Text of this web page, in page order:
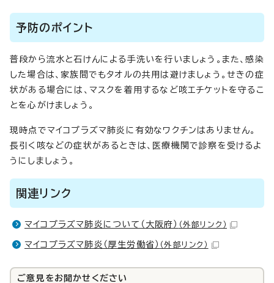
予防のポイント
普段から流水と石けんによる手洗いを行いましょう。また、感染
した場合は、家族間でもタオルの共用は避けましょう。せきの症
状がある場合には、マスクを着用するなど咳エチケットを守るこ
とを心がけましょう。
現時点でマイコプラズマ肺炎に有効なワクチンはありません。
長引く咳などの症状があるときは、医療機関で診察を受けるよ
うにしましょう。
関連リンク
マイコプラズマ肺炎について（大阪府） （外部リンク）
マイコプラズマ肺炎（厚生労働省） （外部リンク）
ご意見をお聞かせください